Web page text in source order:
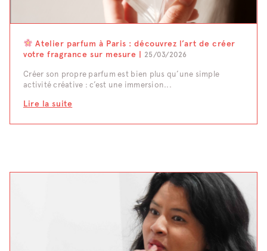
Atelier parfum à Paris : découvrez l’art de créer
votre fragrance sur mesure | 25/03/2026
Créer son propre parfum est bien plus qu’une simple
activité créative : c’est une immersion...
Lire la suite